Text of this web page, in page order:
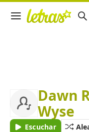
Dawn
Wyse
Escuchar